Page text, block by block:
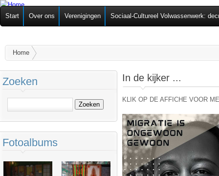
Federatie van
Zelforganisaties
Start Over ons Verenigingen Sociaal-Cultureel Volwassenwerk:
U bent hier
Home
In de kijker ...
KLIK OP DE AFFICHE VOOR
Zoeken
Fotoalbums